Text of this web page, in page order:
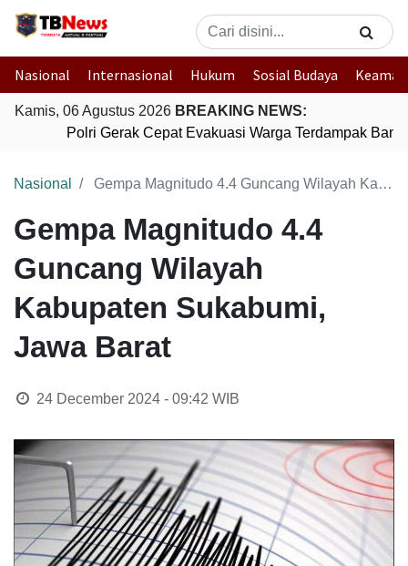
Nasional Internasional Hukum Sosial Budaya
Kamis, 06 Agustus 2026 BREAKING NEWS:
Polri Gerak Cepat Evakuasi Warga Terdampak Banjir
Nasional Gempa Magnitudo 4.4 Guncang Wilayah Kabupaten Sukabumi, Jawa Barat
Gempa Magnitudo 4.4
Guncang Wilayah
Kabupaten Sukabumi,
Jawa Barat
24 December 2024 - 09:42 WIB